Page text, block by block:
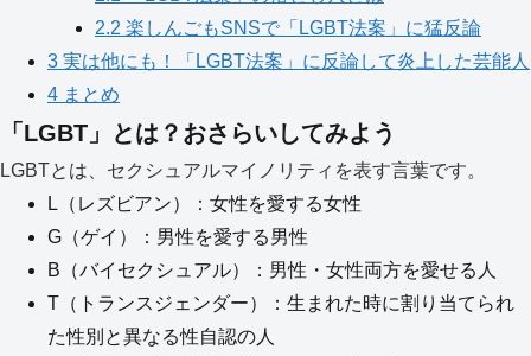
2.2 楽しんごもSNSで「LGBT法案」に猛反論
3 実は他にも！「LGBT法案」に反論して炎上した芸能人
4 まとめ
「LGBT」とは？おさらいしてみよう
LGBTとは、セクシュアルマイノリティを表す言葉です。
L（レズビアン）：女性を愛する女性
G（ゲイ）：男性を愛する男性
B（バイセクシュアル）：男性・女性両方を愛せる人
T（トランスジェンダー）：生まれた時に割り当てられ
た性別と異なる性自認の人